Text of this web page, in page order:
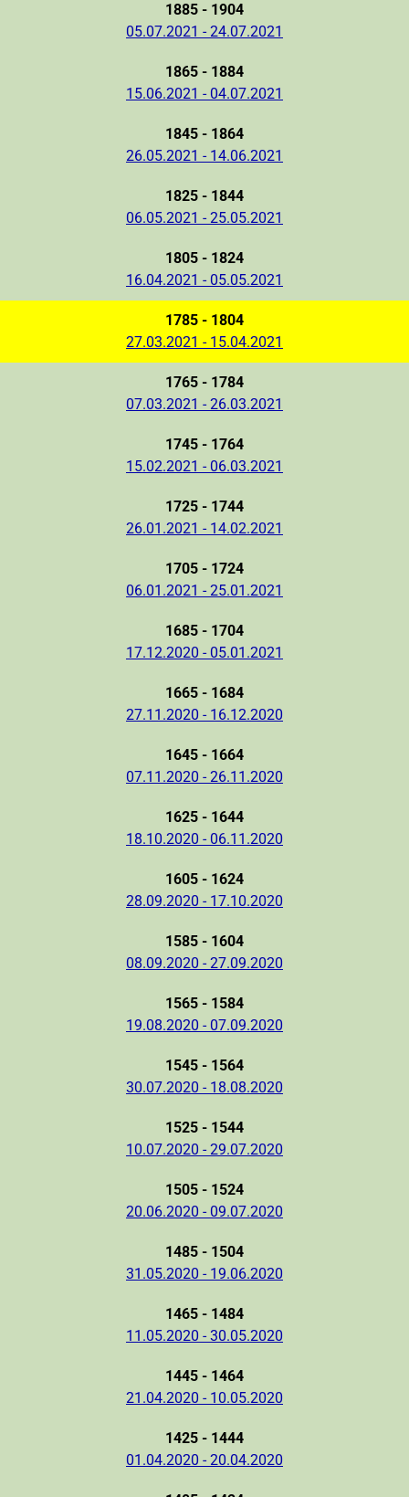
1885 - 1904
05.07.2021 - 24.07.2021
1865 - 1884
15.06.2021 - 04.07.2021
1845 - 1864
26.05.2021 - 14.06.2021
1825 - 1844
06.05.2021 - 25.05.2021
1805 - 1824
16.04.2021 - 05.05.2021
1785 - 1804
27.03.2021 - 15.04.2021
1765 - 1784
07.03.2021 - 26.03.2021
1745 - 1764
15.02.2021 - 06.03.2021
1725 - 1744
26.01.2021 - 14.02.2021
1705 - 1724
06.01.2021 - 25.01.2021
1685 - 1704
17.12.2020 - 05.01.2021
1665 - 1684
27.11.2020 - 16.12.2020
1645 - 1664
07.11.2020 - 26.11.2020
1625 - 1644
18.10.2020 - 06.11.2020
1605 - 1624
28.09.2020 - 17.10.2020
1585 - 1604
08.09.2020 - 27.09.2020
1565 - 1584
19.08.2020 - 07.09.2020
1545 - 1564
30.07.2020 - 18.08.2020
1525 - 1544
10.07.2020 - 29.07.2020
1505 - 1524
20.06.2020 - 09.07.2020
1485 - 1504
31.05.2020 - 19.06.2020
1465 - 1484
11.05.2020 - 30.05.2020
1445 - 1464
21.04.2020 - 10.05.2020
1425 - 1444
01.04.2020 - 20.04.2020